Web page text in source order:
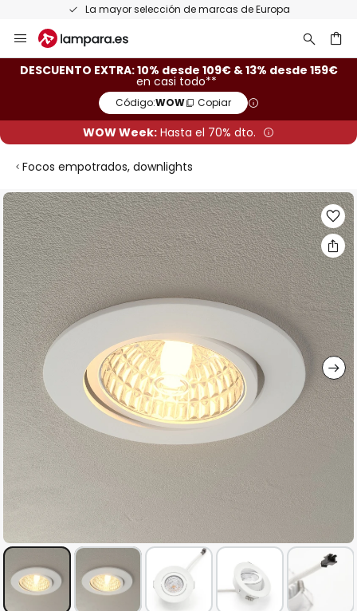
La mayor selección de marcas de Europa
al
contenido
DESCUENTO EXTRA: 10% desde 109€ & 13% desde 159€
en casi todo**
Código:WOW Copiar
WOW Week: Hasta el 70% dto.
Focos empotrados, downlights
Saltar
al
final
de
la
galería
de
imágenes